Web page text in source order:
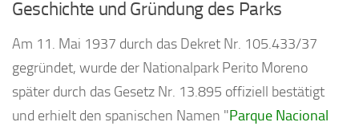
Geschichte und Gründung des Parks
Am 11. Mai 1937 durch das Dekret Nr. 105.433/37
gegründet, wurde der Nationalpark Perito Moreno
später durch das Gesetz Nr. 13.895 offiziell bestätigt
und erhielt den spanischen Namen "Parque Nacional